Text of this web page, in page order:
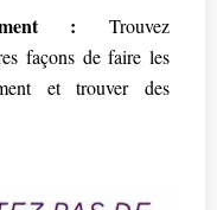
: Trouvez
façons de faire les
et trouver des